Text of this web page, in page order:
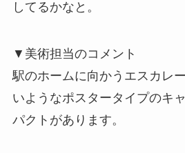
してるかなと。
▼美術担当のコメント
駅のホームに向かうエスカレ
いようなポスタータイプのキ
パクトがあります。